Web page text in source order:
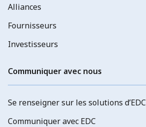
Alliances
Fournisseurs
Investisseurs
Communiquer avec nous
Se renseigner sur les solutions d’EDC
Communiquer avec EDC